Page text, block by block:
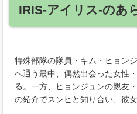
IRIS-アイリス-のあ
特殊部隊の隊員・キム・ヒョン
へ通う最中、偶然出会った女性
る。一方、ヒョンジュンの親友
の紹介でスンヒと知り合い、彼